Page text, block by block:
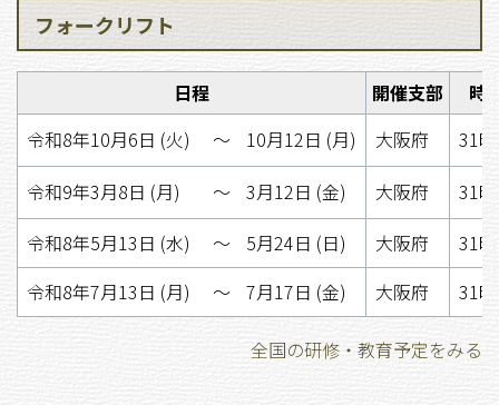
フォークリフト
日程 開催支部
時
令和8年10月6日 (火)
〜 10月12日 (月) 大阪府
31
令和9年3月8日 (月)
〜 3月12日 (金) 大阪府
31
令和8年5月13日 (水)
〜 5月24日 (日) 大阪府
31
令和8年7月13日 (月)
〜 7月17日 (金) 大阪府 31
全国の研修・教育予定をみる